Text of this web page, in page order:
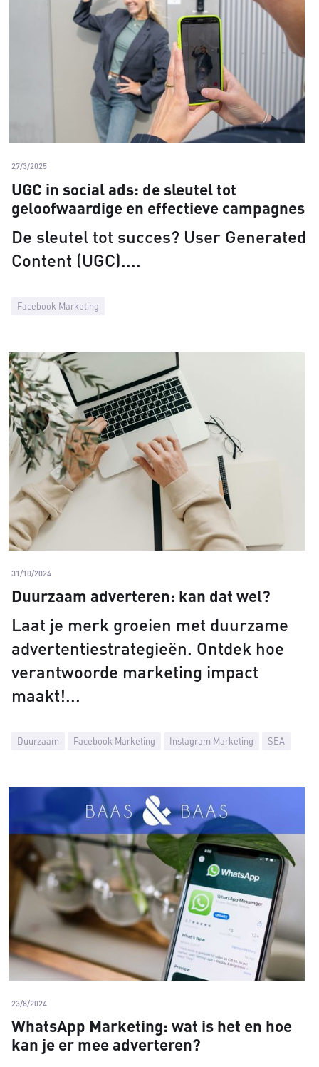
Facebook Marketing
27/3/2025
UGC in social ads: de sleutel tot
geloofwaardige en effectieve campagnes
De sleutel tot succes? User Generated
Content (UGC).
Duurzaam Facebook Marketing Instagram Marketing SEA
31/10/2024
Duurzaam adverteren: kan dat wel?
Laat je merk groeien met duurzame
advertentiestrategieën. Ontdek hoe
verantwoorde marketing impact
maakt!
23/8/2024
WhatsApp Marketing: wat is het en hoe
kan je er mee adverteren?